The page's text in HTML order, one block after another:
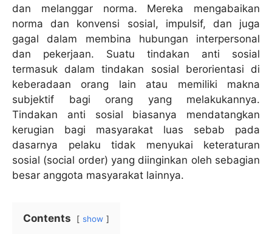
dan melanggar norma. Mereka mengabaikan
norma dan konvensi sosial, impulsif, dan juga
gagal dalam membina hubungan interpersonal
dan pekerjaan. Suatu tindakan anti sosial
termasuk dalam tindakan sosial berorientasi di
keberadaan orang lain atau memiliki makna
subjektif bagi orang yang melakukannya.
Tindakan anti sosial biasanya mendatangkan
kerugian bagi masyarakat luas sebab pada
dasarnya pelaku tidak menyukai keteraturan
sosial (social order) yang diinginkan oleh sebagian
besar anggota masyarakat lainnya.
Contents show